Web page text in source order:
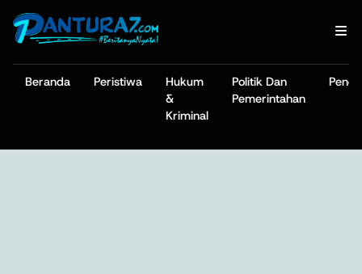
Beranda Peristiwa
Hukum
&
Kriminal
Politik Dan
Pemerintahan